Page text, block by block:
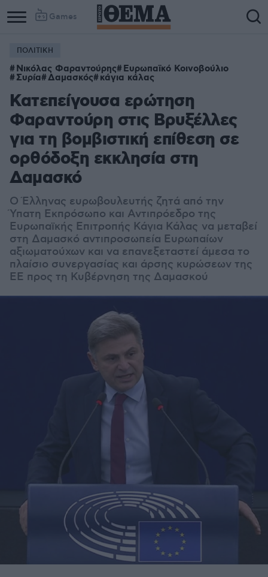
Games
ΠΟΛΙΤΙΚΗ
Νικόλας Φαραντούρης Ευρωπαϊκό Κοινοβούλιο
Συρία Δαμασκός κάγια κάλας
Κατεπείγουσα ερώτηση
Φαραντούρη στις Βρυξέλλες
για τη βομβιστική επίθεση σε
ορθόδοξη εκκλησία στη
Δαμασκό
Ο Έλληνας ευρωβουλευτής ζητά από την
Ύπατη Εκπρόσωπο και Αντιπρόεδρο της
Ευρωπαϊκής Επιτροπής Κάγια Κάλας να μεταβεί
στη Δαμασκό αντιπροσωπεία Ευρωπαίων
αξιωματούχων και να επανεξεταστεί άμεσα το
πλαίσιο συνεργασίας και άρσης κυρώσεων της
ΕΕ προς τη Κυβέρνηση της Δαμασκού